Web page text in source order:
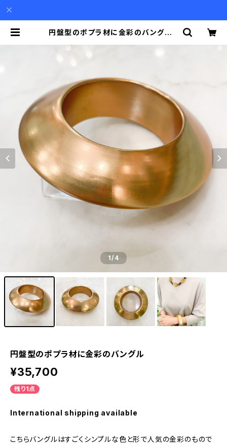
円盤型のポプラ材に金彩のバングル |
1/4
円盤型のポプラ材に金彩のバングル
¥35,700
残り1点
International shipping available
こちらバングルはすごくシンプルな色と形で人気の金彩のもので